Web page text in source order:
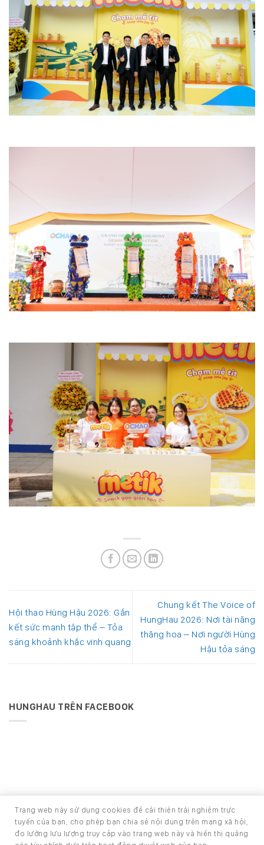
Hội thao Hùng Hậu 2026: Gắn
kết sức mạnh tập thể – Tỏa
sáng khoảnh khắc vinh quang
Chung kết The Voice of
HungHau 2026: Nơi tài năng
thăng hoa – Nơi người Hùng
Hậu tỏa sáng
HUNGHAU TRÊN FACEBOOK
Phát triển bởi Ban Phát triển phần mềm
Copyright 2026 © HOUSE - TRANG TIN NỘI BỘ CÔNG TY CỔ
Trang web này sử dụng cookies để cải thiện trải nghiệm trực
tuyến của bạn, cho phép bạn chia sẻ nội dung trên mạng xã hội,
đo lường lưu lượng truy cập vào trang web này và hiển thị quảng